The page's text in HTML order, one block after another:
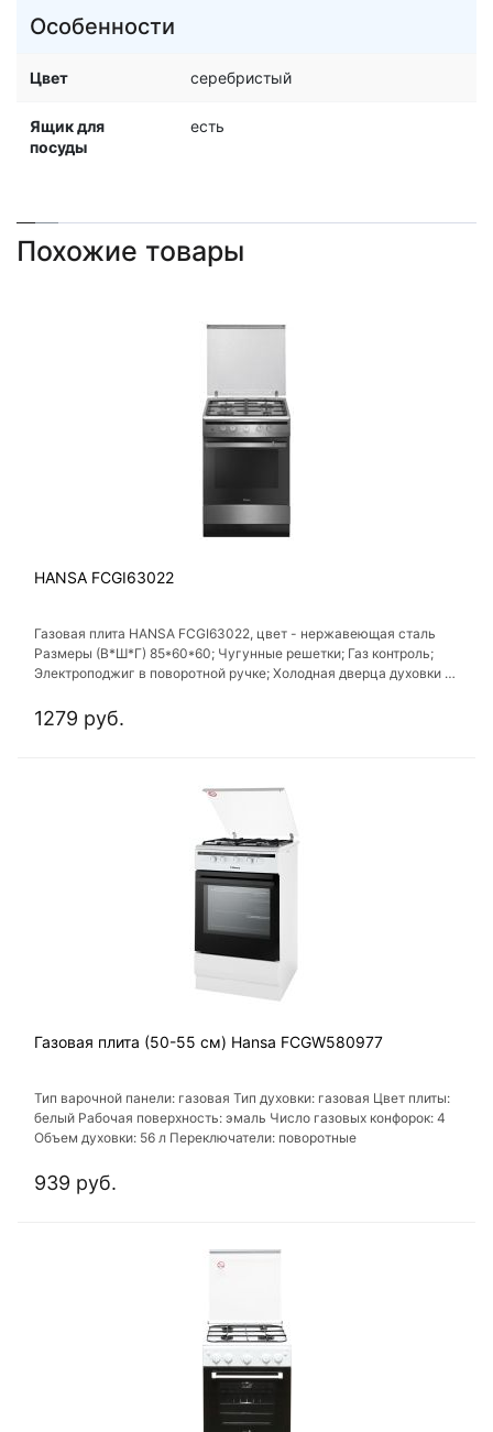
Особенности
Цвет серебристый
Ящик для
посуды
есть
Похожие товары
HANSA FCGI63022
Газовая плита HANSA FCGI63022, цвет - нержавеющая сталь
Размеры (В*Ш*Г) 85*60*60; Чугунные решетки; Газ контроль;
Электроподжиг в поворотной ручке; Холодная дверца духовки (2
ГАРАНТИЯ 24 МЕСЯЦА
1279 руб.
Газовая плита (50-55 см) Hansa FCGW580977
Тип варочной панели: газовая Тип духовки: газовая Цвет плиты:
белый Рабочая поверхность: эмаль Число газовых конфорок: 4
Объем духовки: 56 л Переключатели: поворотные
939 руб.